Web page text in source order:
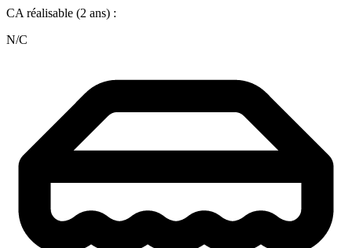
CA réalisable (2 ans) :
N/C